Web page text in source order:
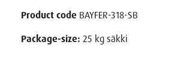
Product code BAYFER-318-SB
Package-size: 25 kg säkki